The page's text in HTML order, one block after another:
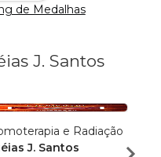
de Medalhas
J. Santos
e Radiação
J. Santos